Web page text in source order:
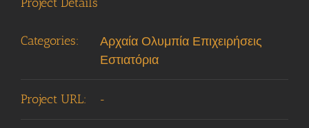
Categories:
Αρχαία Ολυμπία Επιχειρήσεις
Εστιατόρια
Project URL: -